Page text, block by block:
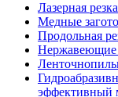
Лазерная
Медные
Продольная
Нержавеющие
эффективный